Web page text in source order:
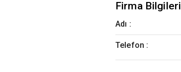
Firma Bilgileri
Adı :
Telefon :